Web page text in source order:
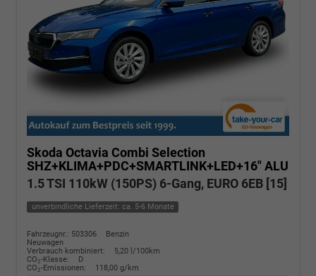
Skoda Octavia Combi Selection
SHZ+KLIMA+PDC+SMARTLINK+LED+16" ALU
1.5 TSI 110kW (150PS) 6-Gang, EURO 6EB [15]
unverbindliche Lieferzeit: ca. 5-6 Monate
Fahrzeugnr.: 503306
Benzin
Neuwagen
Verbrauch kombiniert:
5,20 l/100km
CO2-Klasse:
D
CO2-Emissionen: 118,00 g/km